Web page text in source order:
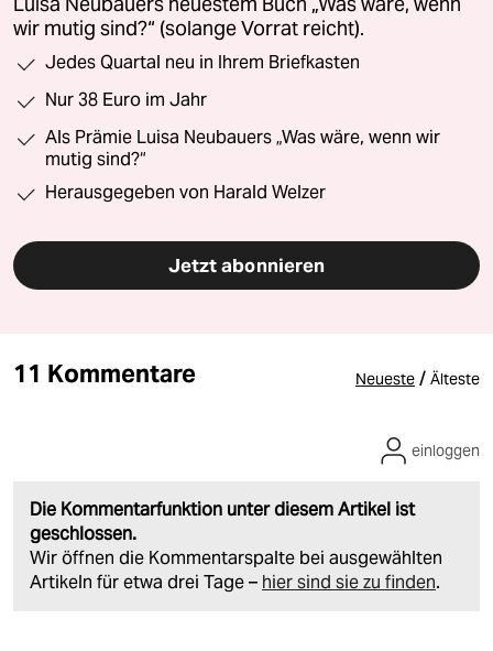
wir mutig sind?“ (solange Vorrat reicht).
Jedes Quartal neu in Ihrem Briefkasten
Nur 38 Euro im Jahr
Als Prämie Luisa Neubauers „Was wäre, wenn wir
mutig sind?“
Herausgegeben von Harald Welzer
Jetzt abonnieren
11 Kommentare Neueste / Älteste
Die Kommentarfunktion unter diesem Artikel ist
geschlossen.
Wir öffnen die Kommentarspalte bei ausgewählten
Artikeln für etwa drei Tage – hier sind sie zu finden.
einloggen